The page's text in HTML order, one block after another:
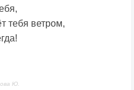
тебя ветром,
Ю.